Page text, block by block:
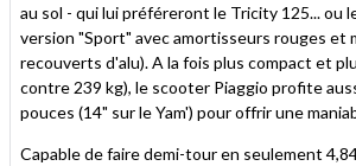
au sol - qui lui préféreront le Tricity 125... ou
version "Sport" avec amortisseurs rouges et
recouverts d'alu). A la fois plus compact et
contre 239 kg), le scooter Piaggio profite
pouces (14" sur le Yam') pour offrir une
Capable de faire demi-tour en seulement